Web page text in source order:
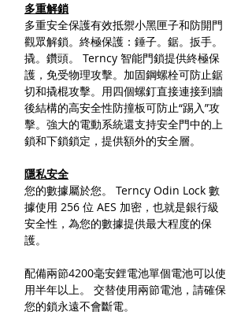
多重解鎖
多重安全保護有效抵禦小黑匣子和防開門
觀眾解鎖。終極保護：錘子。鋸。扳手。
撬。鑽頭。 Terncy 智能門鎖提供終極保
護，免受物理攻擊。加固鋼螺栓可防止鋸
切和撬棍攻擊。用四個螺釘直接連接到牆
後結構的高安全性防撞板可防止“踢入”攻
擊。強大的電動系統還支持安全門中的上
鎖和下鎖鎖定，提供額外的安全層。
隱私安全
您的數據屬於您。 Terncy Odin Lock 數
據使用 256 位 AES 加密，也就是銀行級
安全性，為您的數據提供最大程度的保
護。
配備兩節4200毫安鋰電池單個電池可以使
用半年以上。 交替使用兩節電池，請確保
您的鎖永遠不會斷電。